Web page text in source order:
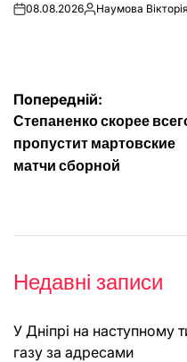
on08.08.2026Опубліковано
Наумова Вікторія
Навігація
записів
Попередній:
Степаненко скорее
пропустит мартовские
матчи сборной
Недавні записи
У Дніпрі на наступному
газу за адресами